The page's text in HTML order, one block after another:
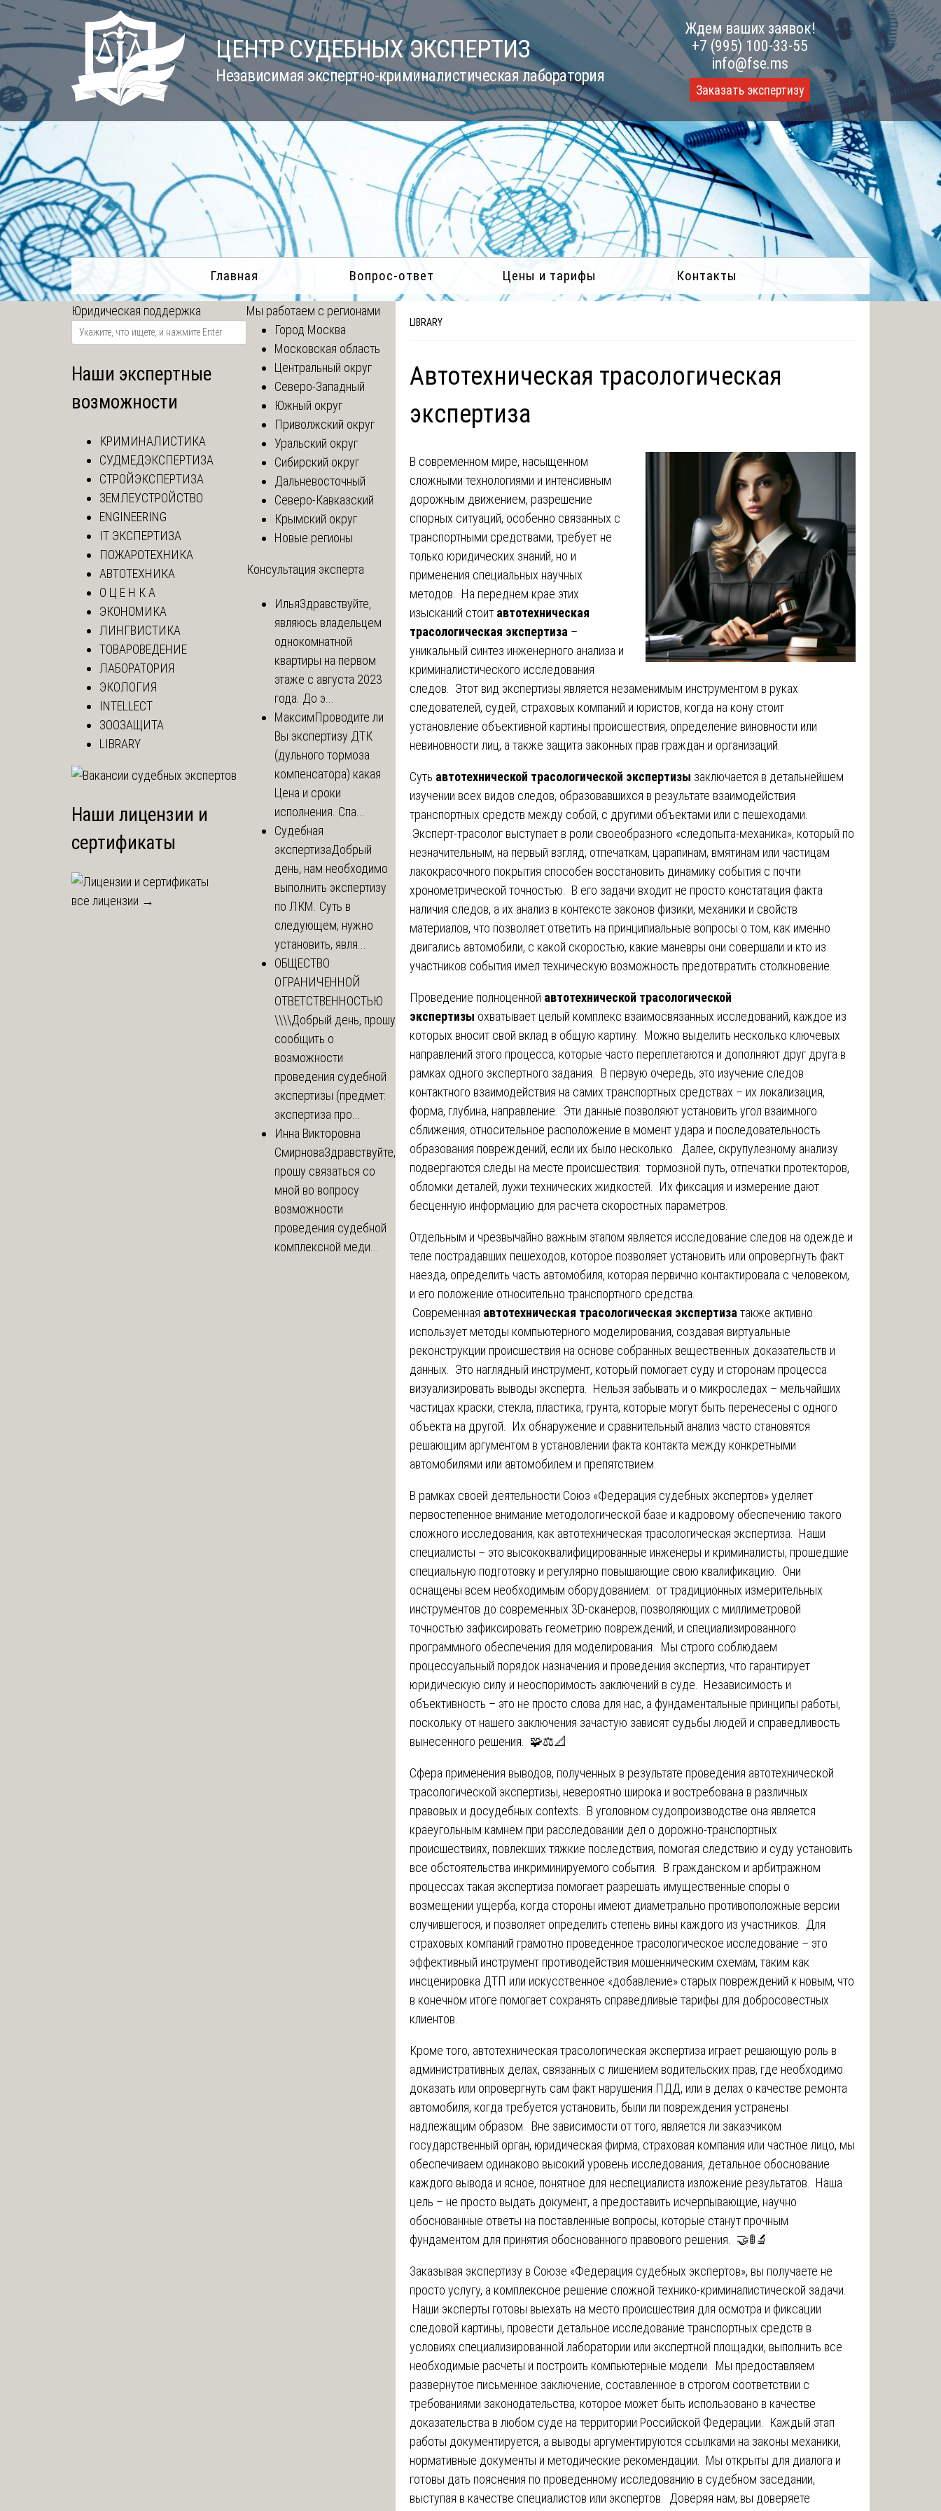
Skip
to
content
ЦЕНТР СУДЕБНЫХ ЭКСПЕРТИЗ
Независимая экспертно-криминалистическая лаборатория
Ждем ваших заявок!
+7 (995) 100-33-55
info@fse.ms
Заказать экспертизу
Главная Вопрос-ответ Цены и тарифы Контакты
LIBRARY
Автотехническая трасологическая
экспертиза
В современном мире, насыщенном
сложными технологиями и интенсивным
дорожным движением, разрешение
спорных ситуаций, особенно связанных с
транспортными средствами, требует не
только юридических знаний, но и
применения специальных научных
методов. На переднем крае этих
изысканий стоит автотехническая
трасологическая экспертиза –
уникальный синтез инженерного анализа и
криминалистического исследования
следов. Этот вид экспертизы является незаменимым инструментом в руках
следователей, судей, страховых компаний и юристов, когда на кону стоит
установление объективной картины происшествия, определение виновности или
невиновности лиц, а также защита законных прав граждан и организаций.
Суть автотехнической трасологической экспертизы заключается в детальнейшем
изучении всех видов следов, образовавшихся в результате взаимодействия
транспортных средств между собой, с другими объектами или с пешеходами.
Эксперт-трасолог выступает в роли своеобразного «следопыта-механика», который по
незначительным, на первый взгляд, отпечаткам, царапинам, вмятинам или частицам
лакокрасочного покрытия способен восстановить динамику события с почти
хронометрической точностью. В его задачи входит не просто констатация факта
наличия следов, а их анализ в контексте законов физики, механики и свойств
материалов, что позволяет ответить на принципиальные вопросы о том, как именно
двигались автомобили, с какой скоростью, какие маневры они совершали и кто из
участников события имел техническую возможность предотвратить столкновение.
Проведение полноценной автотехнической трасологической
экспертизы охватывает целый комплекс взаимосвязанных исследований, каждое из
которых вносит свой вклад в общую картину. Можно выделить несколько ключевых
направлений этого процесса, которые часто переплетаются и дополняют друг друга в
рамках одного экспертного задания. В первую очередь, это изучение следов
контактного взаимодействия на самих транспортных средствах – их локализация,
форма, глубина, направление. Эти данные позволяют установить угол взаимного
сближения, относительное расположение в момент удара и последовательность
образования повреждений, если их было несколько. Далее, скрупулезному анализу
подвергаются следы на месте происшествия: тормозной путь, отпечатки протекторов,
обломки деталей, лужи технических жидкостей. Их фиксация и измерение дают
бесценную информацию для расчета скоростных параметров.
Отдельным и чрезвычайно важным этапом является исследование следов на одежде и
теле пострадавших пешеходов, которое позволяет установить или опровергнуть факт
наезда, определить часть автомобиля, которая первично контактировала с человеком,
и его положение относительно транспортного средства.
Современная автотехническая трасологическая экспертиза также активно
использует методы компьютерного моделирования, создавая виртуальные
реконструкции происшествия на основе собранных вещественных доказательств и
данных. Это наглядный инструмент, который помогает суду и сторонам процесса
визуализировать выводы эксперта. Нельзя забывать и о микроследах – мельчайших
частицах краски, стекла, пластика, грунта, которые могут быть перенесены с одного
объекта на другой. Их обнаружение и сравнительный анализ часто становятся
решающим аргументом в установлении факта контакта между конкретными
автомобилями или автомобилем и препятствием.
В рамках своей деятельности Союз «Федерация судебных экспертов» уделяет
первостепенное внимание методологической базе и кадровому обеспечению такого
сложного исследования, как автотехническая трасологическая экспертиза. Наши
специалисты – это высококвалифицированные инженеры и криминалисты, прошедшие
специальную подготовку и регулярно повышающие свою квалификацию. Они
оснащены всем необходимым оборудованием: от традиционных измерительных
инструментов до современных 3D-сканеров, позволяющих с миллиметровой
точностью зафиксировать геометрию повреждений, и специализированного
программного обеспечения для моделирования. Мы строго соблюдаем
процессуальный порядок назначения и проведения экспертиз, что гарантирует
юридическую силу и неоспоримость заключений в суде. Независимость и
объективность – это не просто слова для нас, а фундаментальные принципы работы,
поскольку от нашего заключения зачастую зависят судьбы людей и справедливость
вынесенного решения. 🧩⚖️📐
Сфера применения выводов, полученных в результате проведения автотехнической
трасологической экспертизы, невероятно широка и востребована в различных
правовых и досудебных contexts. В уголовном судопроизводстве она является
краеугольным камнем при расследовании дел о дорожно-транспортных
происшествиях, повлекших тяжкие последствия, помогая следствию и суду установить
все обстоятельства инкриминируемого события. В гражданском и арбитражном
процессах такая экспертиза помогает разрешать имущественные споры о
возмещении ущерба, когда стороны имеют диаметрально противоположные версии
случившегося, и позволяет определить степень вины каждого из участников. Для
страховых компаний грамотно проведенное трасологическое исследование – это
эффективный инструмент противодействия мошенническим схемам, таким как
инсценировка ДТП или искусственное «добавление» старых повреждений к новым, что
в конечном итоге помогает сохранять справедливые тарифы для добросовестных
клиентов.
Кроме того, автотехническая трасологическая экспертиза играет решающую роль в
административных делах, связанных с лишением водительских прав, где необходимо
доказать или опровергнуть сам факт нарушения ПДД, или в делах о качестве ремонта
автомобиля, когда требуется установить, были ли повреждения устранены
надлежащим образом. Вне зависимости от того, является ли заказчиком
государственный орган, юридическая фирма, страховая компания или частное лицо, мы
обеспечиваем одинаково высокий уровень исследования, детальное обоснование
каждого вывода и ясное, понятное для неспециалиста изложение результатов. Наша
цель – не просто выдать документ, а предоставить исчерпывающие, научно
обоснованные ответы на поставленные вопросы, которые станут прочным
фундаментом для принятия обоснованного правового решения. 🤝🚦🔬
Заказывая экспертизу в Союзе «Федерация судебных экспертов», вы получаете не
просто услугу, а комплексное решение сложной технико-криминалистической задачи.
Наши эксперты готовы выехать на место происшествия для осмотра и фиксации
следовой картины, провести детальное исследование транспортных средств в
условиях специализированной лаборатории или экспертной площадки, выполнить все
необходимые расчеты и построить компьютерные модели. Мы предоставляем
развернутое письменное заключение, составленное в строгом соответствии с
требованиями законодательства, которое может быть использовано в качестве
доказательства в любом суде на территории Российской Федерации. Каждый этап
работы документируется, а выводы аргументируются ссылками на законы механики,
нормативные документы и методические рекомендации. Мы открыты для диалога и
готовы дать пояснения по проведенному исследованию в судебном заседании,
выступая в качестве специалистов или экспертов. Доверяя нам, вы доверяете
Юридическая поддержка
Наши экспертные
возможности
КРИМИНАЛИСТИКА
СУДМЕДЭКСПЕРТИЗА
СТРОЙЭКСПЕРТИЗА
ЗЕМЛЕУСТРОЙСТВО
ENGINEERING
IT ЭКСПЕРТИЗА
ПОЖАРОТЕХНИКА
АВТОТЕХНИКА
О Ц Е Н К А
ЭКОНОМИКА
ЛИНГВИСТИКА
ТОВАРОВЕДЕНИЕ
ЛАБОРАТОРИЯ
ЭКОЛОГИЯ
INTELLECT
ЗООЗАЩИТА
LIBRARY
Наши лицензии и
сертификаты
все лицензии →
Мы работаем с регионами
Город Москва
Московская область
Центральный округ
Северо-Западный
Южный округ
Приволжский округ
Уральский округ
Сибирский округ
Дальневосточный
Северо-Кавказский
Крымский округ
Новые регионы
Консультация эксперта
ИльяЗдравствуйте,
являюсь владельцем
однокомнатной
квартиры на первом
этаже с августа 2023
года. До э...
МаксимПроводите ли
Вы экспертизу ДТК
(дульного тормоза
компенсатора) какая
Цена и сроки
исполнения. Спа...
Судебная
экспертизаДобрый
день, нам необходимо
выполнить экспертизу
по ЛКМ. Суть в
следующем, нужно
установить, явля...
ОБЩЕСТВО
ОГРАНИЧЕННОЙ
ОТВЕТСТВЕННОСТЬЮ
\\\\Добрый день, прошу
сообщить о
возможности
проведения судебной
экспертизы (предмет:
экспертиза про...
Инна Викторовна
СмирноваЗдравствуйте,
прошу связаться со
мной во вопросу
возможности
проведения судебной
комплексной меди...